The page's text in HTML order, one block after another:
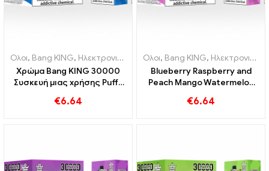
Ολοι, Bang KING, Ηλεκτρονικά τσιγάρα μιας χρήσης Λιθουανία ,
Χρώμα Bang KING 30000
Συσκευή μιας χρήσης Puffs
συνδυασμός Blueberry
€6.64
Ολοι, Bang KING, Ηλεκτρονικά τσιγάρα μιας χρήσης Λιθουανία
Blueberry Raspberry and
Peach Mango Watermelon
Puffs MEDIOSABLE E-
€6.64